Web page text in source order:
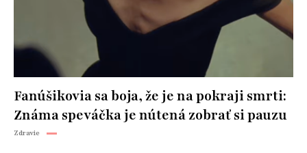
Fanúšikovia sa boja, že je na pokraji smrti:
Známa speváčka je nútená zobrať si pauzu
Zdravie